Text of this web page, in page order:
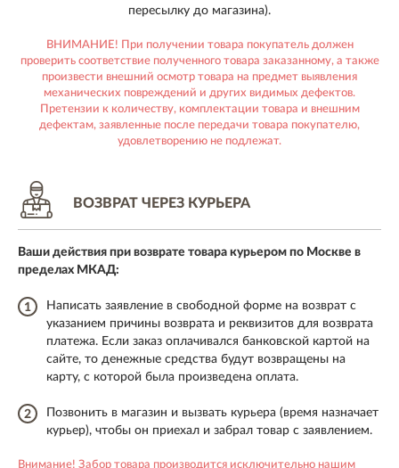
пересылку до магазина).
ВНИМАНИЕ! При получении товара покупатель должен
проверить соответствие полученного товара заказанному, а также
произвести внешний осмотр товара на предмет выявления
механических повреждений и других видимых дефектов.
Претензии к количеству, комплектации товара и внешним
дефектам, заявленные после передачи товара покупателю,
удовлетворению не подлежат.
ВОЗВРАТ ЧЕРЕЗ КУРЬЕРА
Ваши действия при возврате товара курьером по Москве в
пределах МКАД:
1
Написать заявление в свободной форме на возврат с
указанием причины возврата и реквизитов для возврата
платежа. Если заказ оплачивался банковской картой на
сайте, то денежные средства будут возвращены на
карту, с которой была произведена оплата.
2
Позвонить в магазин и вызвать курьера (время назначает
курьер), чтобы он приехал и забрал товар с заявлением.
Внимание! Забор товара производится исключительно нашим